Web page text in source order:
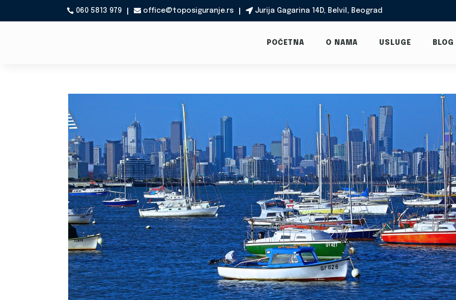
060 5813 979  office@toposiguranje.rs Jurija Gagarina 14D, Belvil, Beograd
POČETNA O NAMA USLUGE BLOG